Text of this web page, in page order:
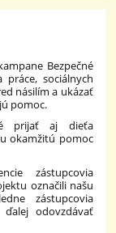
Bezpečné
sociálnych
násilím a ukázať
pomoc.
prijať aj dieťa
okamžitú pomoc
zástupcovia
označili našu
zástupcovia
odovzdávať